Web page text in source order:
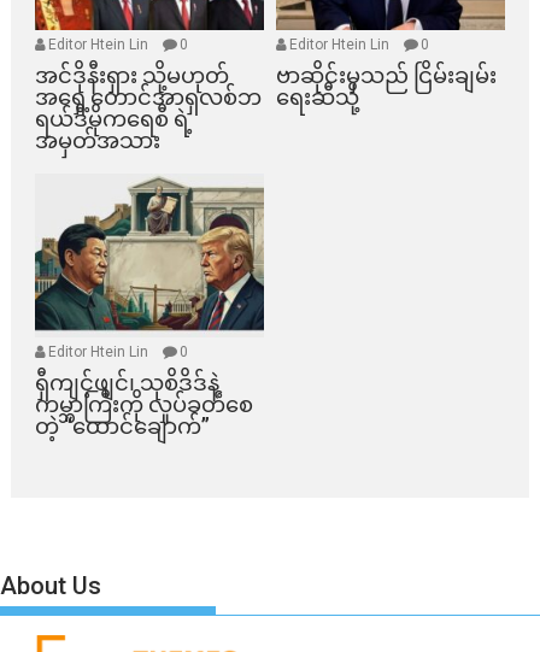
Editor Htein Lin 0
အင်ဒိုနီးရှား သို့မဟုတ်
အရှေ့တောင်အာရှလစ်ဘ
ရယ်ဒီမိုကရေစီ ရဲ့
အမှတ်အသား
Editor Htein Lin 0
ဗာဆိုင်းမှသည် ငြိမ်းချမ်း
ရေးဆီသို့
Editor Htein Lin 0
ရှီကျင့်ဖျင်၊ သုစိဒိဒ်နဲ့
ကမ္ဘာကြီးကို လှုပ်ခတ်စေ
တဲ့ “ထောင်ချောက်”
About Us